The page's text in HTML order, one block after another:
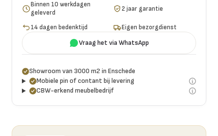
Binnen 10 werkdagen
geleverd
2 jaar garantie
14 dagen bedenktijd Eigen bezorgdienst
Vraag het via WhatsApp
Showroom van 3000 m2 in Enschede
Mobiele pin of contant bij levering
CBW-erkend meubelbedrijf